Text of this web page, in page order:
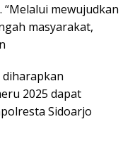
“Melalui mewujudkan
masyarakat,
2025 dapat
Sidoarjo